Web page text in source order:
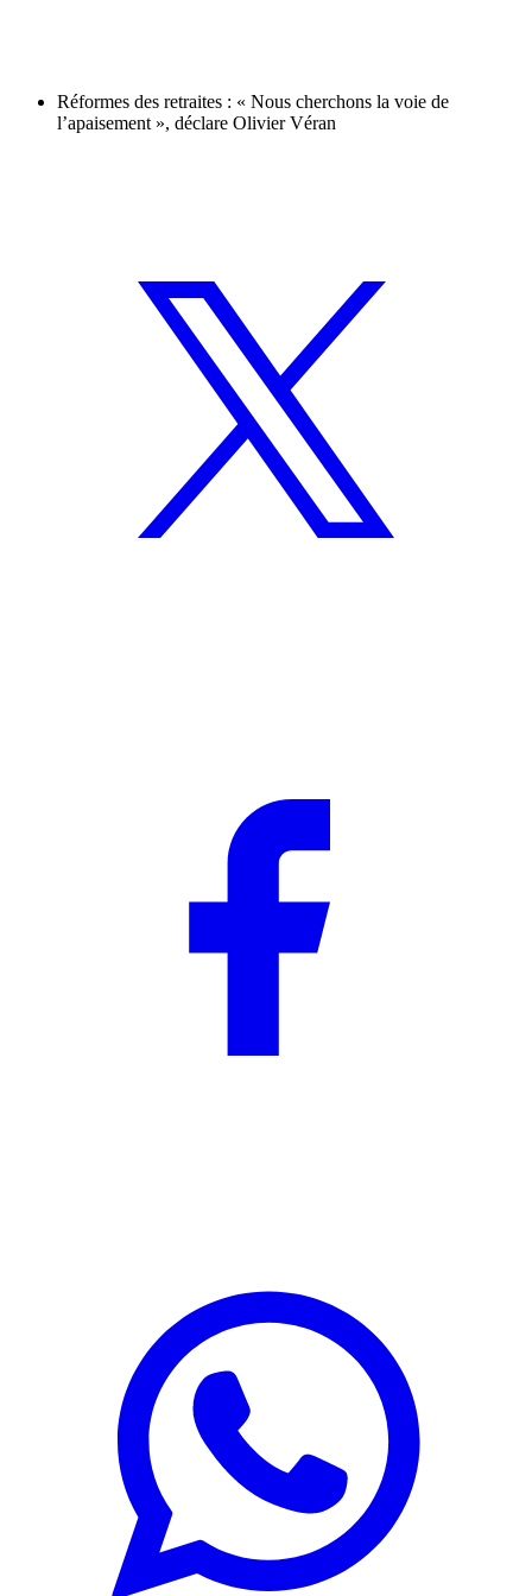
Réformes des retraites : « Nous cherchons la voie de
l’apaisement », déclare Olivier Véran